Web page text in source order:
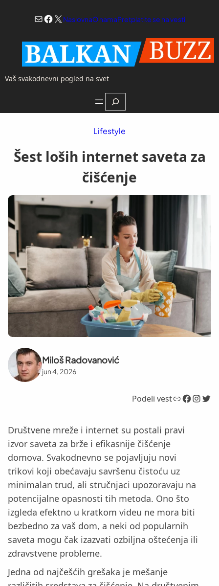
Mail
Facebook
X NaslovnaO namaPretplatite se na vesti
Vaš svakodnevni pogled na svet
Search
Lifestyle
Šest loših internet saveta za
čišćenje
Miloš Radovanović
jun 4, 2026
Podeli vestLink Facebook InstagramTwitter
Društvene mreže i internet su postali pravi
izvor saveta za brže i efikasnije čišćenje
domova. Svakodnevno se pojavljuju novi
trikovi koji obećavaju savršenu čistoću uz
minimalan trud, ali stručnjaci upozoravaju na
potencijalne opasnosti tih metoda. Ono što
izgleda efektno u kratkom videu ne mora biti
bezbedno za vaš dom, a neki od popularnih
saveta mogu čak izazvati ozbiljna oštećenja ili
zdravstvene probleme.
Jedna od najčešćih grešaka je mešanje